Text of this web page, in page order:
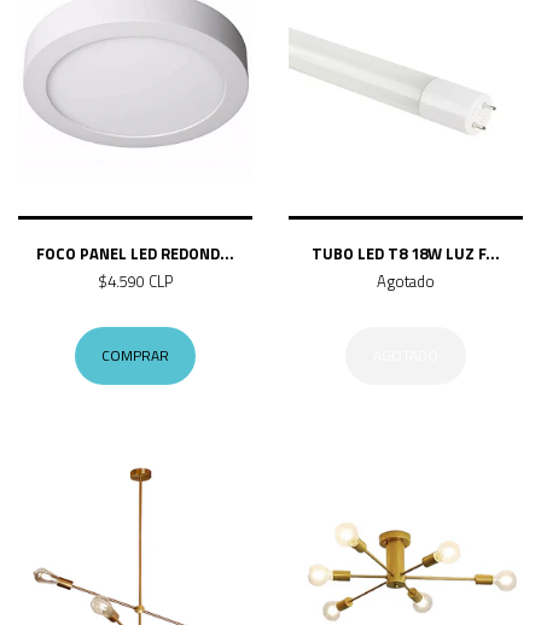
FOCO PANEL LED REDOND...
$4.590 CLP
COMPRAR
TUBO LED T8 18W LUZ F...
Agotado